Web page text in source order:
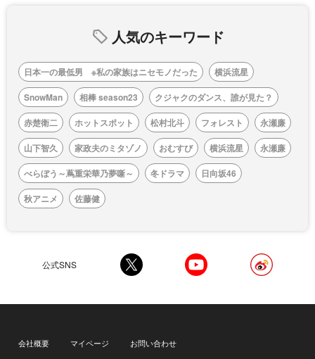
人気のキーワード
日本一の最低男 ※私の家族はニセモノだった
横浜流星
SnowMan
相棒 season23
クジャクのダンス、誰が見た？
赤楚衛二
ホットスポット 松村北斗 フォレスト
永瀬廉
山下智久
家政夫のミタゾノ おむすび 横浜流星
永瀬廉
べらぼう～蔦重栄華乃夢噺～
冬ドラマ
日向坂46
秋アニメ
佐藤健
公式SNS
会社概要 マイページ
お問い合わせ